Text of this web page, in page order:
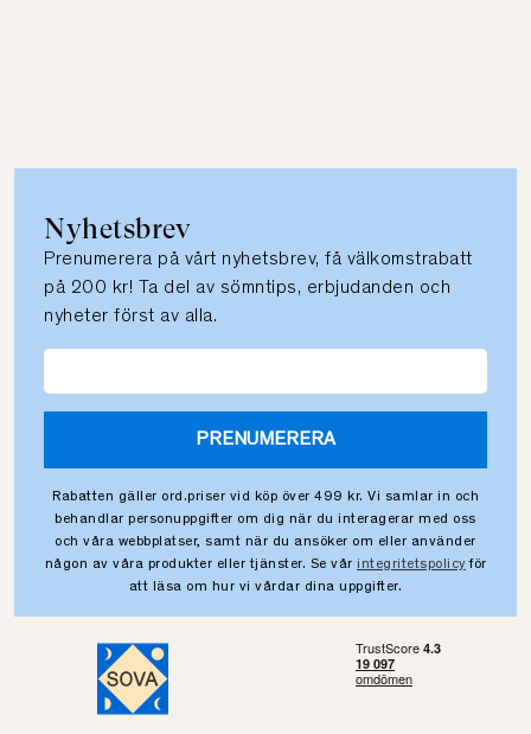
Nyhetsbrev
Prenumerera på vårt nyhetsbrev, få välkomstrabatt
på 200 kr! Ta del av sömntips, erbjudanden och
nyheter först av alla.
PRENUMERERA
Rabatten gäller ord.priser vid köp över 499 kr. Vi samlar in och
behandlar personuppgifter om dig när du interagerar med oss
och våra webbplatser, samt när du ansöker om eller använder
någon av våra produkter eller tjänster. Se vår integritetspolicy för
att läsa om hur vi vårdar dina uppgifter.